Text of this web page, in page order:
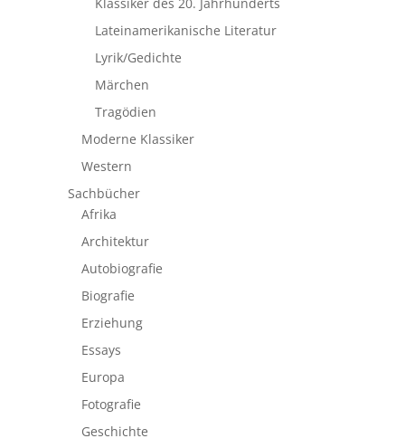
Lateinamerikanische Literatur
Lyrik/Gedichte
Märchen
Tragödien
Moderne Klassiker
Western
Sachbücher
Afrika
Architektur
Autobiografie
Biografie
Erziehung
Essays
Europa
Fotografie
Geschichte